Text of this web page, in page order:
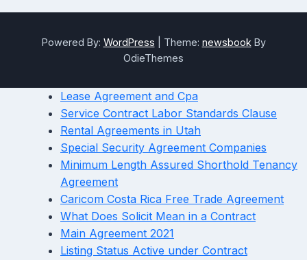
Powered By: WordPress Theme: newsbook By
OdieThemes
Lease Agreement and Cpa
Service Contract Labor Standards Clause
Rental Agreements in Utah
Special Security Agreement Companies
Minimum Length Assured Shorthold Tenancy
Agreement
Caricom Costa Rica Free Trade Agreement
What Does Solicit Mean in a Contract
Main Agreement 2021
Listing Status Active under Contract